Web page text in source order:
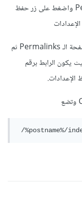
قم ايضاً بالذهاب الى الإعدادات ثم Permalinks واضغط على زر حفظ
إذا لازالت المشكلة موجودة , قم بالرجوع الى صفحة الـ Permalinks ثم
يكون الرابط برقم
/%postname%/